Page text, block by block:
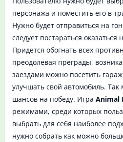
персонажа и поместить его в
Нужно будет отправиться на
следует постараться
Придется обогнать всех
преодолевая преграды,
заездами можно посетить
улучшать свой автомобиль.
шансов на победу. Игра Animal
режимами, среди которых
выбрать для себя наиболее
нужно собрать как можно